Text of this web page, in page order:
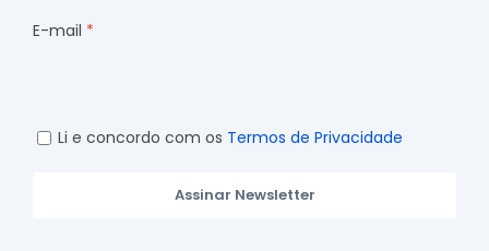
E-mail
Li e concordo com os Termos de Privacidade
Assinar Newsletter